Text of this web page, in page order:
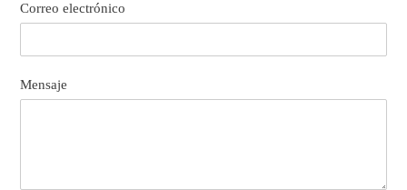
Correo electrónico
Mensaje